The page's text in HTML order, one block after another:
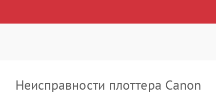
Неисправности плоттера Canon